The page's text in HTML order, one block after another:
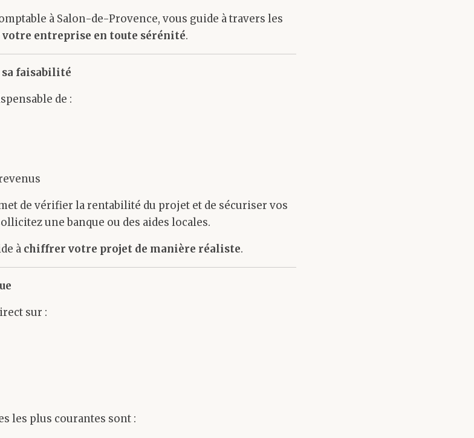
à Salon-de-Provence, vous guide à travers les
entreprise en toute sérénité.
faisabilité
de :
de vérifier la rentabilité du projet et de sécuriser vos
une banque ou des aides locales.
à chiffrer votre projet de manière réaliste.
sur :
les plus courantes sont :